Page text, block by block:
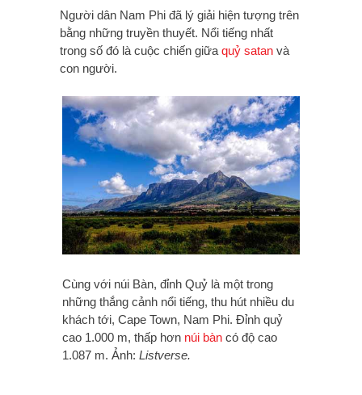
Người dân Nam Phi đã lý giải hiện tượng trên
bằng những truyền thuyết. Nổi tiếng nhất
trong số đó là cuộc chiến giữa quỷ satan và
con người.
Cùng với núi Bàn, đỉnh Quỷ là một trong
những thắng cảnh nổi tiếng, thu hút nhiều du
khách tới, Cape Town, Nam Phi. Đỉnh quỷ
cao 1.000 m, thấp hơn núi bàn có độ cao
1.087 m. Ảnh: Listverse.